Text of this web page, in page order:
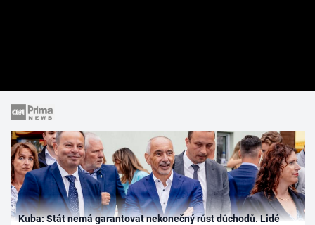
Kuba: Stát nemá garantovat nekonečný růst důchodů. Lidé